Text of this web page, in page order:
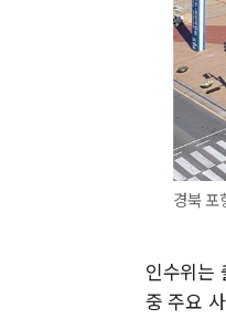
경북
인수위는
중 주요